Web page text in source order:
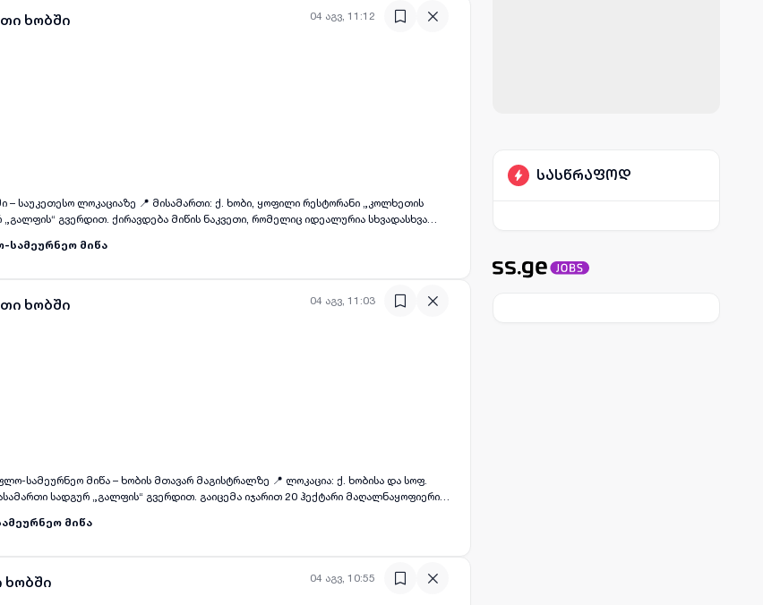
04 აგვ, 11:12
ხობში
ქ. ხობი, ყოფილი რესტორანი „კოლხეთის
რომელიც იდეალურია სხვადასხვა
ობიექტისთვის; * ნებისმიერი სხვა კომერციული საქმიანობისთვის.
სამეურნეო მიწა
04 აგვ, 11:03
ხობში
მიწა – ხობის მთავარ მაგისტრალზე 📍 ლოკაცია: ქ. ხობისა და სოფ.
გვერდით. გაიცემა იჯარით 20 ჰექტარი მაღალნაყოფიერი
რომელიც გამოირჩევა ნოყიერი ნიადაგით და იდეალურია სხვადასხვა სასოფლო-
კულტურების
ჰექტარი დაფარულია ტყის მასივითა და საძოვრით; ✅ მიყვანილია ელექტროენერგია,
(წყლის ჭაბურღილი); ✅ ტერიტორია სრულად შემოღობილია და დაცულია; ✅
მიწა
04 აგვ, 10:55
ხობში
სასწრაფოდ